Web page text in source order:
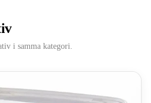
i samma kategori.